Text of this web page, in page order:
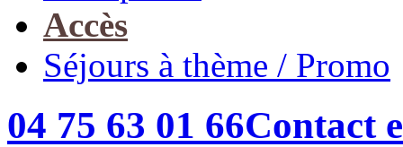
Accès
Séjours à thème / Promo
04 75 63 01 66Contact